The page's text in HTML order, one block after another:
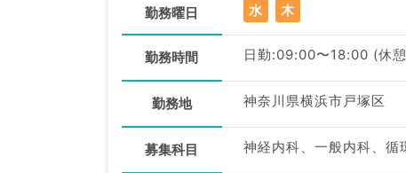
勤務曜日 水 木
勤務時間 日勤:09:00〜18:00 (休
勤務地 神奈川県横浜市戸塚区
募集科目